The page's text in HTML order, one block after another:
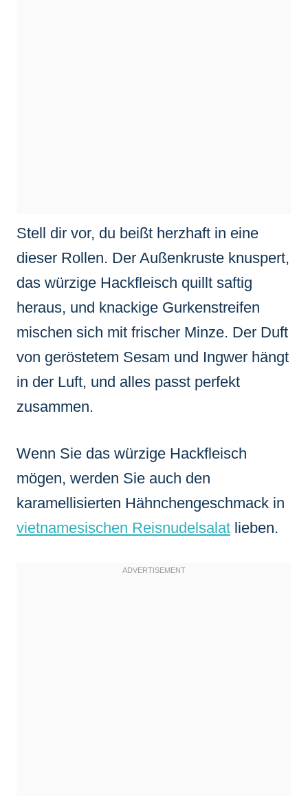
Stell dir vor, du beißt herzhaft in eine
dieser Rollen. Der Außenkruste knuspert,
das würzige Hackfleisch quillt saftig
heraus, und knackige Gurkenstreifen
mischen sich mit frischer Minze. Der Duft
von geröstetem Sesam und Ingwer hängt
in der Luft, und alles passt perfekt
zusammen.
Wenn Sie das würzige Hackfleisch
mögen, werden Sie auch den
karamellisierten Hähnchengeschmack in
vietnamesischen Reisnudelsalat lieben.